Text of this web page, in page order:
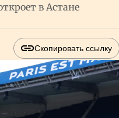
в Астане
Скопировать ссылку